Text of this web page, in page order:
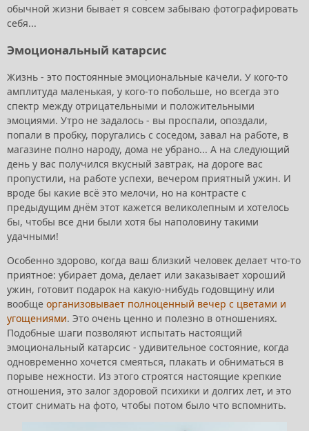
обычной жизни бывает я совсем забываю фотографировать
себя...
Эмоциональный катарсис
Жизнь - это постоянные эмоциональные качели. У кого-то
амплитуда маленькая, у кого-то побольше, но всегда это
спектр между отрицательными и положительными
эмоциями. Утро не задалось - вы проспали, опоздали,
попали в пробку, поругались с соседом, завал на работе, в
магазине полно народу, дома не убрано... А на следующий
день у вас получился вкусный завтрак, на дороге вас
пропустили, на работе успехи, вечером приятный ужин. И
вроде бы какие всё это мелочи, но на контрасте с
предыдущим днём этот кажется великолепным и хотелось
бы, чтобы все дни были хотя бы наполовину такими
удачными!
Особенно здорово, когда ваш близкий человек делает что-то
приятное: убирает дома, делает или заказывает хороший
ужин, готовит подарок на какую-нибудь годовщину или
вообще организовывает полноценный вечер с цветами и
угощениями. Это очень ценно и полезно в отношениях.
Подобные шаги позволяют испытать настоящий
эмоциональный катарсис - удивительное состояние, когда
одновременно хочется смеяться, плакать и обниматься в
порыве нежности. Из этого строятся настоящие крепкие
отношения, это залог здоровой психики и долгих лет, и это
стоит снимать на фото, чтобы потом было что вспомнить.